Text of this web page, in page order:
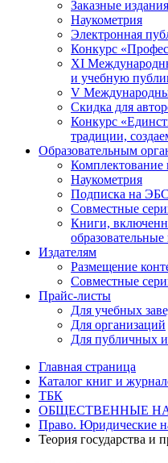
Заказные издания
Наукометрия
Электронная
Конкурс
XI
и учебную
V
Скидка для
Конкурс
традиции,
Образовательным
Наукометрия
Подписка на
Совместные
Книги,
Издателям
Размещение
Совместные
Прайс-листы
Для учебных
Для организаций
Для публичных
Главная страница
Каталог книг и
ТБК
ОБЩЕСТВЕННЫЕ
Право. Юридические
Теория государства и